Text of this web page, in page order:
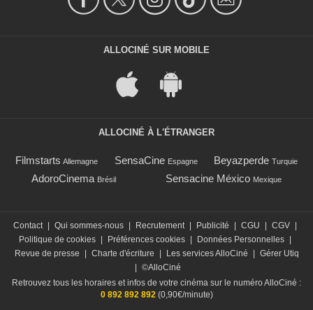
ALLOCINÉ SUR MOBILE
ALLOCINÉ À L'ÉTRANGER
Filmstarts Allemagne SensaCine Espagne Beyazperde Turquie
AdoroCinema Brésil Sensacine México Mexique
Contact Qui sommes-nous Recrutement Publicité CGU CGV
Politique de cookies
Préférences cookies Données Personnelles
Revue de presse
Charte d'écriture Les services AlloCiné
Gérer Utiq
©AlloCiné
Retrouvez tous les horaires et infos de votre cinéma sur le numéro AlloCiné :
0 892 892 892(0,90€/minute)